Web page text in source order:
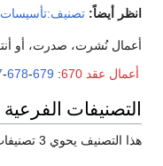
انظر أيضاً: تصنيف:تأسيسات 675
أعمال نُشرت، صدرت، أو
أعمال عقد 670
:
-678-679
التصنيفات الفرعية
هذا التصنيف يحوي 3 تصنيفات فرعية، من إجمالي 3.